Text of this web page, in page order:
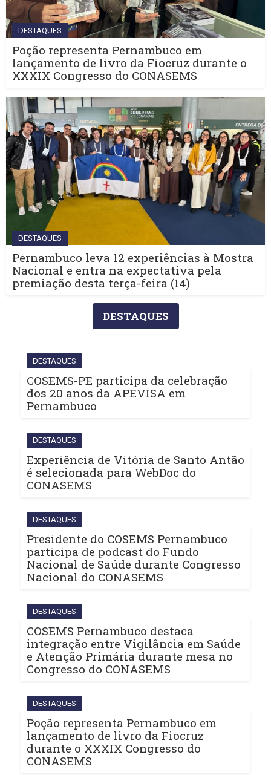
DESTAQUES
Poção representa Pernambuco em
lançamento de livro da Fiocruz durante o
XXXIX Congresso do CONASEMS
DESTAQUES
Pernambuco leva 12 experiências à Mostra
Nacional e entra na expectativa pela
premiação desta terça-feira (14)
DESTAQUES
DESTAQUES
COSEMS-PE participa da celebração
dos 20 anos da APEVISA em
Pernambuco
DESTAQUES
Experiência de Vitória de Santo Antão
é selecionada para WebDoc do
CONASEMS
DESTAQUES
Presidente do COSEMS Pernambuco
participa de podcast do Fundo
Nacional de Saúde durante Congresso
Nacional do CONASEMS
DESTAQUES
COSEMS Pernambuco destaca
integração entre Vigilância em Saúde
e Atenção Primária durante mesa no
Congresso do CONASEMS
DESTAQUES
Poção representa Pernambuco em
lançamento de livro da Fiocruz
durante o XXXIX Congresso do
CONASEMS